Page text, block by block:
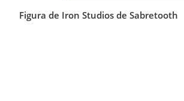
Figura de Iron Studios de Sabretooth